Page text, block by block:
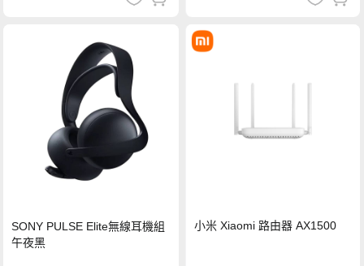
SONY PULSE Elite無線耳機組
午夜黑
小米 Xiaomi 路由器 AX1500